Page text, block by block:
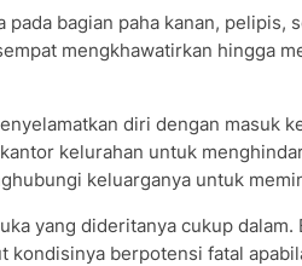
pada bagian paha kanan, pelipis,
mengkhawatirkan hingga
diri dengan masuk
kelurahan untuk
keluarganya untuk
yang dideritanya cukup dalam.
kondisinya berpotensi fatal